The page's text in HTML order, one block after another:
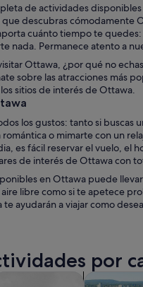
de actividades
descubras cómodamente
cuánto tiempo te
nada. Permanece atento a
Ottawa, ¿por qué no
sobre las atracciones más
sitios de interés de Ottawa.
los gustos: tanto si buscas
o mimarte con un
es fácil reservar el vuelo, el
de interés de Ottawa con
en Ottawa puede
libre como si te apetece
ayudarán a viajar como
por
de un díaSe abre
y cultura Se abre en
Visitas